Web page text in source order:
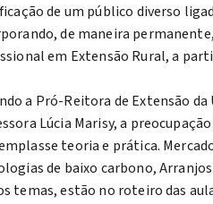
de um público diverso
de maneira
em Extensão Rural, a
a Pró-Reitora de Extensão
Lúcia Marisy, a
teoria e prática.
de baixo carbono,
temas, estão no roteiro das